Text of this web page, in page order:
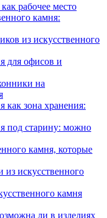
рабочее место
камня:
из искусственного
для офисов и
на
как зона хранения:
под старину: можно
камня, которые
искусственного
камня
ли в изделиях